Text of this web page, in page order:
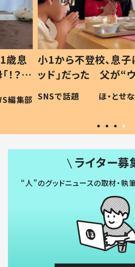
歳息
？」
編集部
小1から不登校、息子
ッド」だった 父が“
作り続ける理由とは
#令和の子
SNSで話題 ほ・とせ
ライター募
“人”のグッドニュースの取材・執